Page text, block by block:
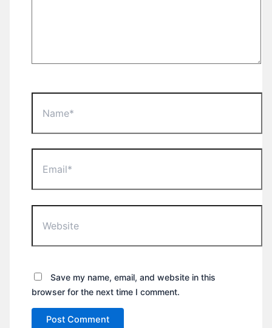
Save my name, email, and website in this
browser for the next time I comment.